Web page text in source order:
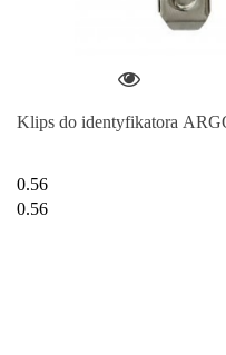
Klips do identyfikatora
0.56
0.56